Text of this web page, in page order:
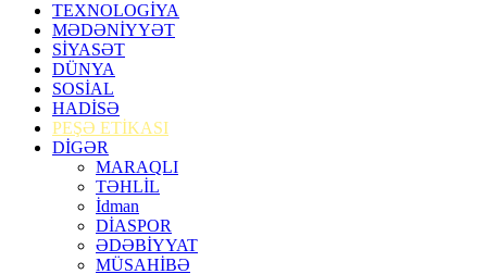
TEXNOLOGİYA
MƏDƏNİYYƏT
SİYASƏT
DÜNYA
SOSİAL
HADİSƏ
PEŞƏ ETİKASI
DİGƏR
MARAQLI
TƏHLİL
İdman
DİASPOR
ƏDƏBİYYAT
MÜSAHİBƏ